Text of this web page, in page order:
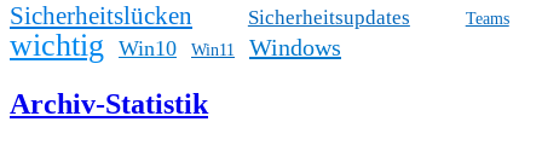
Sicherheitslücken Sicherheitsupdates Teams
wichtig Win10 Win11 Windows
Archiv-Statistik